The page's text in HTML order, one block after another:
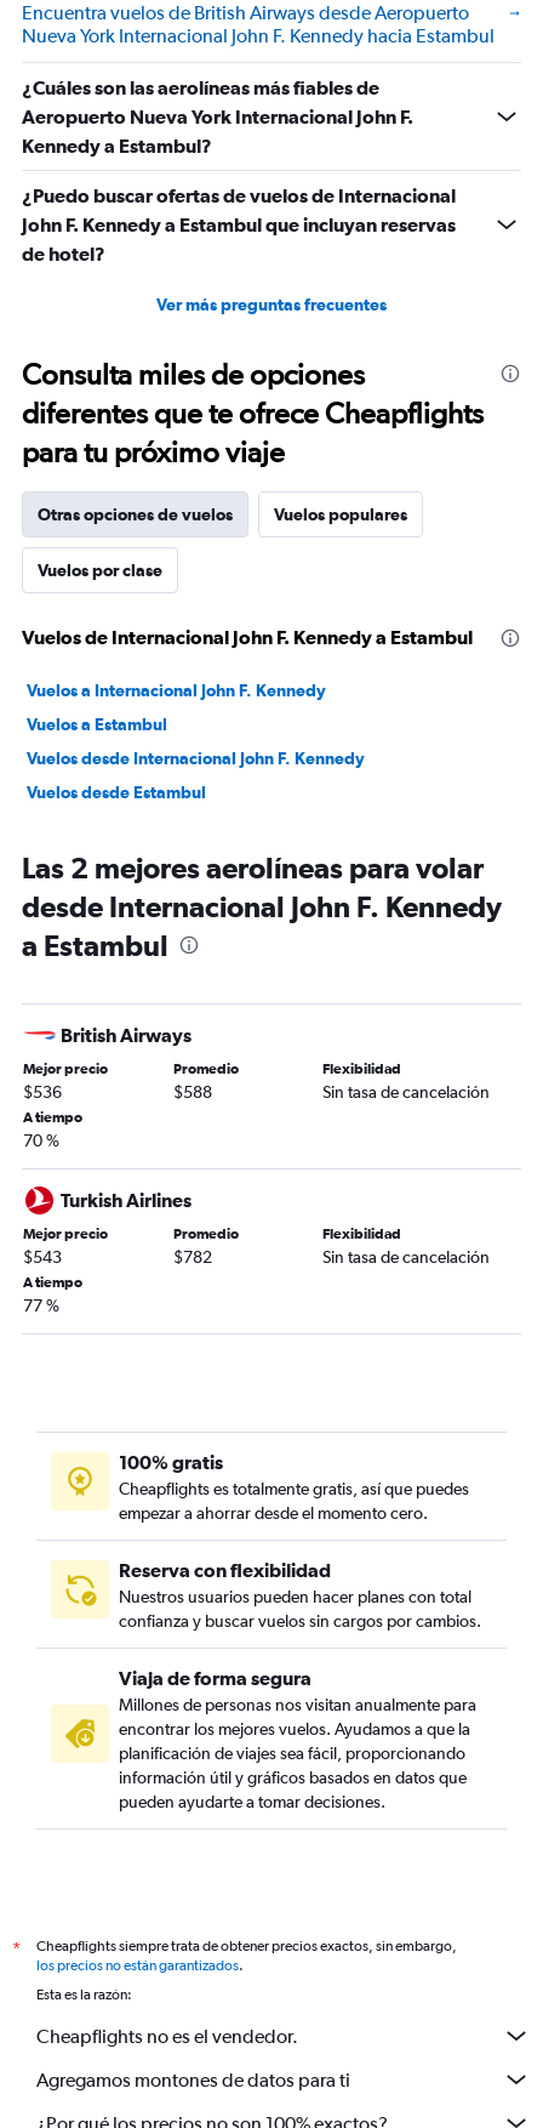
Encuentra vuelos de British Airways desde Aeropuerto
Nueva York Internacional John F. Kennedy hacia Estambul
¿Cuáles son las aerolíneas más fiables de
Aeropuerto Nueva York Internacional John F.
Kennedy a Estambul?
¿Puedo buscar ofertas de vuelos de Internacional
John F. Kennedy a Estambul que incluyan reservas
de hotel?
Ver más preguntas frecuentes
Consulta miles de opciones
diferentes que te ofrece Cheapflights
para tu próximo viaje
Otras opciones de vuelos Vuelos populares
Vuelos por clase
Vuelos de Internacional John F. Kennedy a Estambul
Vuelos a Internacional John F. Kennedy
Vuelos a Estambul
Vuelos desde Internacional John F. Kennedy
Vuelos desde Estambul
Las 2 mejores aerolíneas para volar
desde Internacional John F. Kennedy
a Estambul
British Airways
Mejor precio
$536
Promedio
$588
Flexibilidad
Sin tasa de cancelación
A tiempo
70 %
Turkish Airlines
Mejor precio
$543
Promedio
$782
Flexibilidad
Sin tasa de cancelación
A tiempo
77 %
100% gratis
Cheapflights es totalmente gratis, así que puedes
empezar a ahorrar desde el momento cero.
Reserva con flexibilidad
Nuestros usuarios pueden hacer planes con total
confianza y buscar vuelos sin cargos por cambios.
Viaja de forma segura
Millones de personas nos visitan anualmente para
encontrar los mejores vuelos. Ayudamos a que la
planificación de viajes sea fácil, proporcionando
información útil y gráficos basados en datos que
pueden ayudarte a tomar decisiones.
*
Cheapflights siempre trata de obtener precios exactos, sin embargo,
los precios no están garantizados.
Esta es la razón:
Cheapflights no es el vendedor.
Agregamos montones de datos para ti
¿Por qué los precios no son 100% exactos?